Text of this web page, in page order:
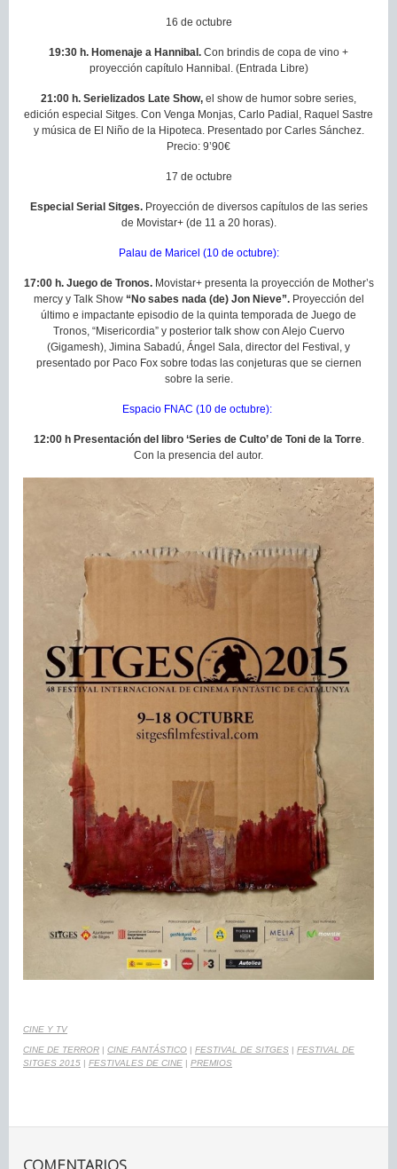
16 de octubre
19:30 h. Homenaje a Hannibal. Con brindis de copa de vino +
proyección capítulo Hannibal. (Entrada Libre)
21:00 h. Serielizados Late Show, el show de humor sobre series,
edición especial Sitges. Con Venga Monjas, Carlo Padial, Raquel Sastre
y música de El Niño de la Hipoteca. Presentado por Carles Sánchez.
Precio: 9’90€
17 de octubre
Especial Serial Sitges.Proyección de diversos capítulos de las series
de Movistar+ (de 11 a 20 horas).
Palau de Maricel (10 de octubre):
17:00 h. Juego de Tronos. Movistar+ presenta la proyección de Mother’s
mercy y Talk Show“No sabes nada (de) Jon Nieve”. Proyección del
último e impactante episodio de la quinta temporada de Juego de
Tronos, “Misericordia” y posterior talk show con Alejo Cuervo
(Gigamesh), Jimina Sabadú, Ángel Sala, director del Festival, y
presentado por Paco Fox sobre todas las conjeturas que se ciernen
sobre la serie.
Espacio FNAC (10 de octubre):
12:00 h Presentación del libro ‘Series de Culto’ de Toni de la Torre.
Con la presencia del autor.
CINE Y TV
CINE DE TERROR | CINE FANTÁSTICO | FESTIVAL DE SITGES | FESTIVAL DE
SITGES 2015 | FESTIVALES DE CINE | PREMIOS